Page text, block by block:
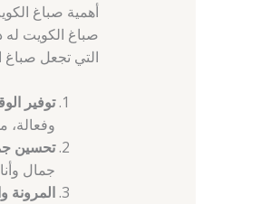
أهمية صباغ
صباغ الكويت
التي تجعل صباغ
توفير
وفعالة،
تحسين
جمال
المرونة